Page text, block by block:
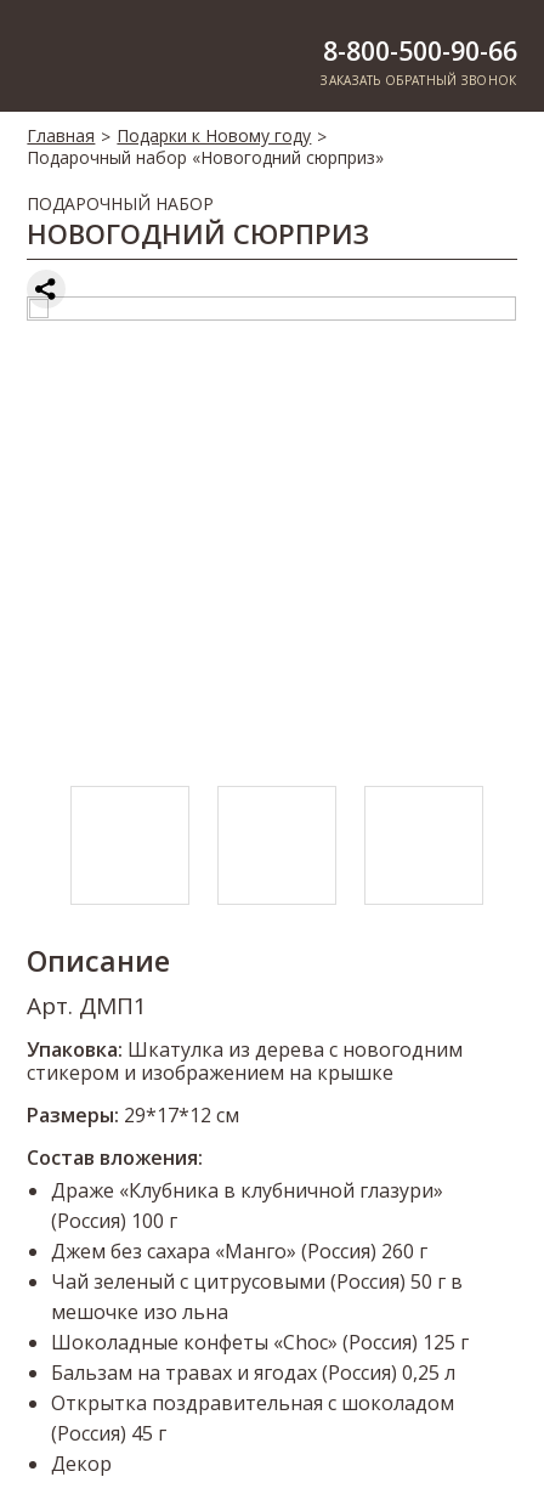
8-800-500-90-66
ЗАКАЗАТЬ ОБРАТНЫЙ ЗВОНОК
Главная > Подарки к Новому году >
Подарочный набор «Новогодний cюрприз»
ПОДАРОЧНЫЙ НАБОР
НОВОГОДНИЙ CЮРПРИЗ
Описание
Арт. ДМП1
Упаковка: Шкатулка из дерева с новогодним
стикером и изображением на крышке
Размеры: 29*17*12 см
Состав вложения:
Драже «Клубника в клубничной глазури»
(Россия) 100 г
Джем без сахара «Манго» (Россия) 260 г
Чай зеленый с цитрусовыми (Россия) 50 г в
мешочке изо льна
Шоколадные конфеты «Choc» (Россия) 125 г
Бальзам на травах и ягодах (Россия) 0,25 л
Открытка поздравительная с шоколадом
(Россия) 45 г
Декор